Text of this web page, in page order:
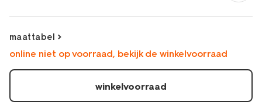
paars-
33056870PURPLE.html
maattabel
online niet op voorraad, bekijk de winkelvoorraad
winkelvoorraad